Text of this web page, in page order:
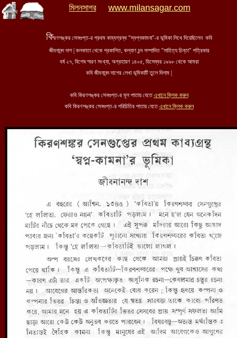
কিরণশঙ্কর সেনগুপ্ত-র প্রথম কাব্যগ্রন্থ "স্বপ্নকামনা"-র ভূমিকা লিখে দিয়েছিলেন কবি
জীবনানন্দ দাশ | কলকাতা থেকে প্রকাশিত, কল্যাণ চন্দ সম্পাদিত "সাহিত্য চিন্তা" পত্রিকার
বর্ষ ২৭, বিশেষ স্মরণ সংখ্যা, অগ্রহায়ণ ১৪০৫, ডিসেম্বর ১৯৯৮ থেকে আমরা
কবি জীবনানন্দ দাশের লেখা ভূমিকাটি তুলে দিলাম |
কবি কিরণশঙ্কর সেনগুপ্ত-র মূল পাতায় যেতেএখানে ক্লিক করুন
কবি কিরণশঙ্কর সেনগুপ্ত-র পরিচিতিরপাতায় যেতেএখানে ক্লিক করুন
মিলনসাগর www.milansagar.com